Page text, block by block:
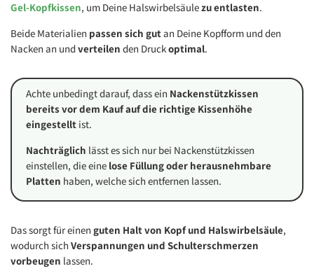
Gel-Kopfkissen, um Deine Halswirbelsäulezu entlasten.
Beide Materialien passen sich gutan Deine Kopfform und den
Nacken an undverteilen den Druckoptimal.
Achte unbedingt darauf, dass ein Nackenstützkissen
bereits vor dem Kauf auf die richtige Kissenhöhe
eingestellt ist.
Nachträglich lässt es sich nur bei Nackenstützkissen
einstellen, die eine lose Füllung oder herausnehmbare
Platten haben, welche sich entfernen lassen.
Das sorgt für einen guten Haltvon Kopf und Halswirbelsäule,
wodurch sich Verspannungen und Schulterschmerzen
vorbeugen lassen.